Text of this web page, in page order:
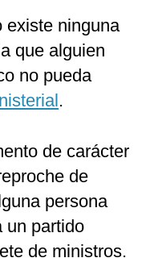
existe ninguna
que alguien
no pueda
.
de carácter
de
persona
un partido
de ministros.